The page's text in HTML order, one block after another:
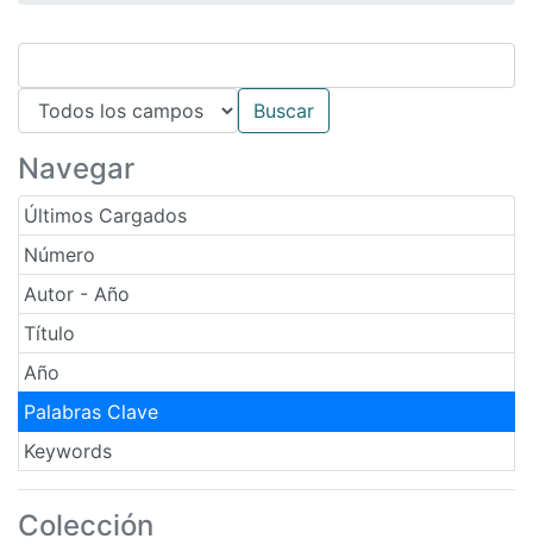
Navegar
Últimos Cargados
Número
Autor - Año
Título
Año
Palabras Clave
Keywords
Colección